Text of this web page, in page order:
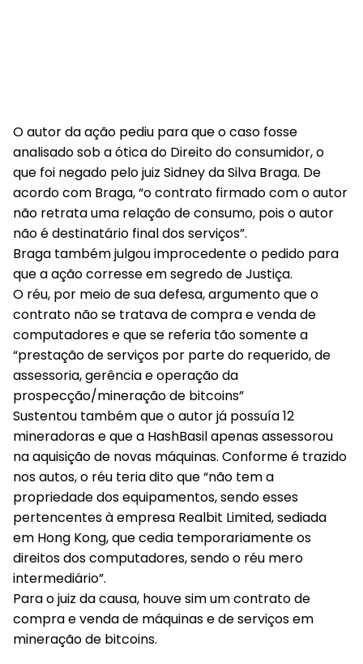
O autor da ação pediu para que o caso fosse
analisado sob a ótica do Direito do consumidor, o
que foi negado pelo juiz Sidney da Silva Braga. De
acordo com Braga, “o contrato firmado com o autor
não retrata uma relação de consumo, pois o autor
não é destinatário final dos serviços”.
Braga também julgou improcedente o pedido para
que a ação corresse em segredo de Justiça.
O réu, por meio de sua defesa, argumento que o
contrato não se tratava de compra e venda de
computadores e que se referia tão somente a
“prestação de serviços por parte do requerido, de
assessoria, gerência e operação da
prospecção/mineração de bitcoins”
Sustentou também que o autor já possuía 12
mineradoras e que a HashBasil apenas assessorou
na aquisição de novas máquinas. Conforme é trazido
nos autos, o réu teria dito que “não tem a
propriedade dos equipamentos, sendo esses
pertencentes à empresa Realbit Limited, sediada
em Hong Kong, que cedia temporariamente os
direitos dos computadores, sendo o réu mero
intermediário”.
Para o juiz da causa, houve sim um contrato de
compra e venda de máquinas e de serviços em
mineração de bitcoins.